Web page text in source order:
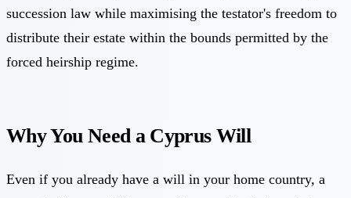
succession law while maximising the testator's freedom to
distribute their estate within the bounds permitted by the
forced heirship regime.
Why You Need a Cyprus Will
Even if you already have a will in your home country, a